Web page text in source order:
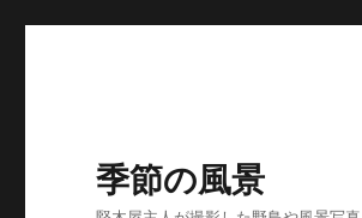
季節の風景